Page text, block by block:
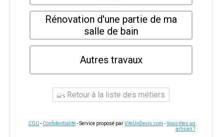
Rénovation d'une partie de ma
salle de bain
Autres travaux
Retour à la liste des métiers
CGU - Confidentialité- Service proposé parViteUnDevis.com -Vous êtes un
artisan ?